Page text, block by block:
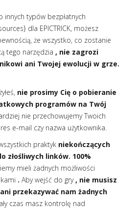
innych typów bezpłatnych
dla EPICTRICK, możesz
że wszystko, co zostanie
tego narzędzia , nie zagrozi
ani Twojej ewolucji w grze.
nie prosimy Cię o pobieranie
programów na Twój
nie przechowujemy Twoich
e-mail czy nazwa użytkownika.
praktyk niekończących
złośliwych linków. 100%
mieli żadnych możliwości
. Aby wejść do gry, nie musisz
przekazywać nam żadnych
czas masz kontrolę nad